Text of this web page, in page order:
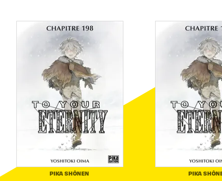
PIKA SHÔNEN PIKA